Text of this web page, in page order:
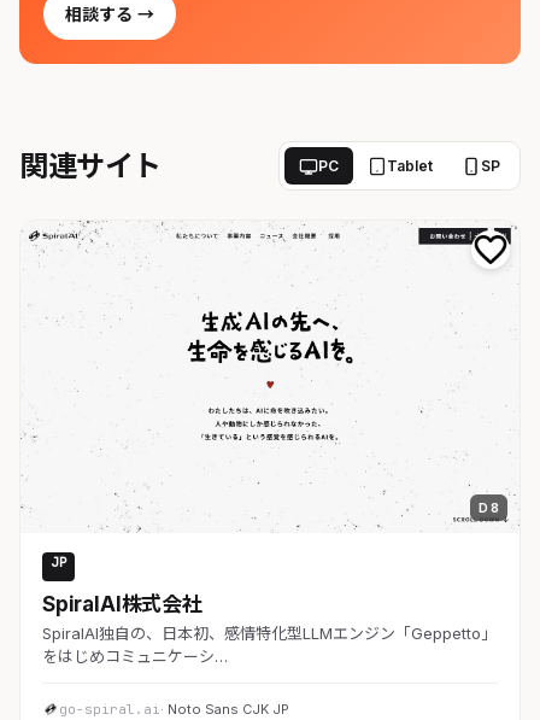
相談する →
関連サイト PC Tablet SP
D 8
JP
SpiralAI株式会社
SpiralAI独自の、日本初、感情特化型LLMエンジン「Geppetto」
をはじめコミュニケーシ…
go-spiral.ai· Noto Sans CJK JP